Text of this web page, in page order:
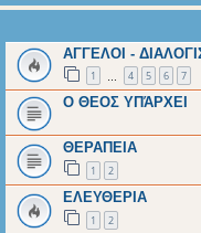
ΑΓΓΕΛΟΙ -
1 4 5 6 7
Ο ΘΕΟΣ ΥΠΆΡΧΕΙ
ΘΕΡΑΠΕΙΑ
1 2
ΕΛΕΥΘΕΡΙΑ
1 2